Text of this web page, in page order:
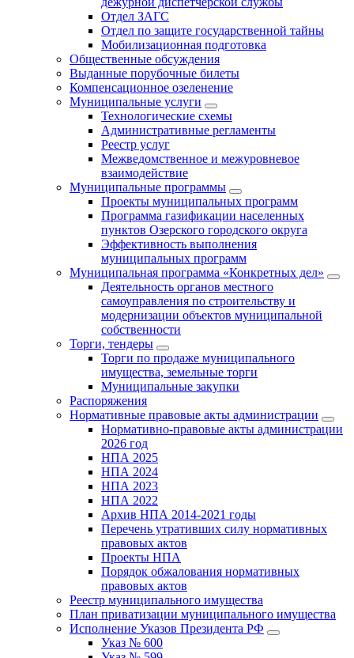
Отдел ЗАГС
Отдел по защите государственной тайны
Мобилизационная подготовка
Общественные обсуждения
Выданные порубочные билеты
Компенсационное озеленение
Муниципальные услуги
Технологические схемы
Административные регламенты
Реестр услуг
Межведомственное и межуровневое
взаимодействие
Муниципальные программы
Проекты муниципальных программ
Программа газификации населенных
пунктов Озерского городского округа
Эффективность выполнения
муниципальных программ
Муниципальная программа «Конкретных дел»
Деятельность органов местного
самоуправления по строительству и
модернизации объектов муниципальной
собственности
Торги, тендеры
Торги по продаже муниципального
имущества, земельные торги
Муниципальные закупки
Распоряжения
Нормативные правовые акты администрации
Нормативно-правовые акты администрации
2026 год
НПА 2025
НПА 2024
НПА 2023
НПА 2022
Архив НПА 2014-2021 годы
Перечень утративших силу нормативных
правовых актов
Проекты НПА
Порядок обжалования нормативных
правовых актов
Реестр муниципального имущества
План приватизации муниципального имущества
Исполнение Указов Президента РФ
Указ № 600